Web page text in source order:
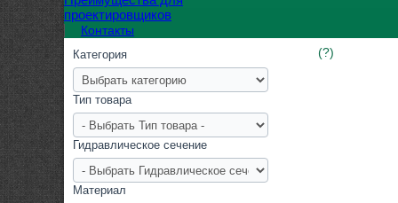
проектировщиков
Контакты
(?)
Категория
Тип товара
Гидравлическое сечение
Материал